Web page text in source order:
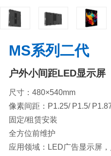
MS系列二代
户外小间距LED显示屏
尺寸：480×540mm
像素间距：P1.25/ P1.5/
固定/租赁安装
全方位前维护
应用领域：LED广告显示屏